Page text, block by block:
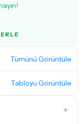
Tümünü Görüntüle
Tabloyu Görüntüle